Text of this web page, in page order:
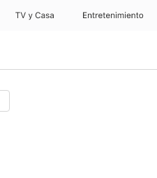
TV & Casa Entretenimiento